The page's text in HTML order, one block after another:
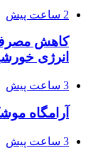
2 ساعت پیش
کاهش مصرف
انرژی
3 ساعت پیش
آرامگاه
3 ساعت پیش